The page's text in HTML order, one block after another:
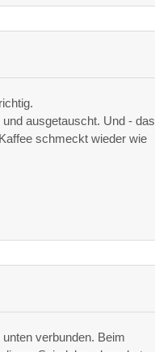
ausgetauscht. Und - das
schmeckt wieder wie
verbunden. Beim